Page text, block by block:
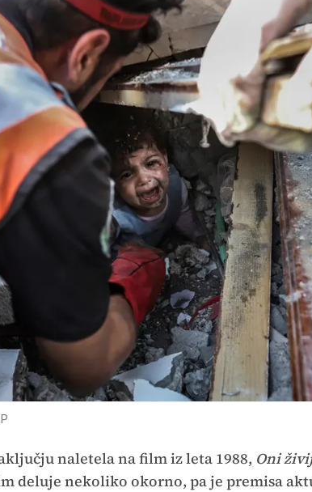
naletela na film iz leta 1988, Oni
deluje nekoliko okorno, pa je premisa